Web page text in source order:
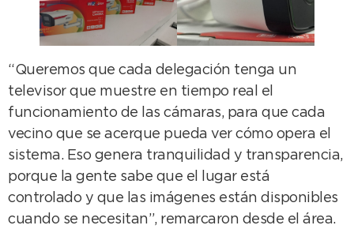
“Queremos que cada delegación tenga un
televisor que muestre en tiempo real el
funcionamiento de las cámaras, para que cada
vecino que se acerque pueda ver cómo opera el
sistema. Eso genera tranquilidad y transparencia,
porque la gente sabe que el lugar está
controlado y que las imágenes están disponibles
cuando se necesitan”, remarcaron desde el área.